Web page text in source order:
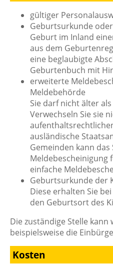
gültiger
Geburtsurkunde
Geburt im Inland
aus dem
eine beglaubigte
Geburtenbuch mit
erweiterte
Meldebehörde
Sie darf nicht älter
Verwechseln Sie sie
ausländische
Gemeinden kann
Meldebescheinigung
einfache
Geburtsurkunde der
Diese erhalten Sie
den Geburtsort des
Die zuständige Stelle
beispielsweise die
Kosten